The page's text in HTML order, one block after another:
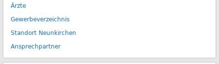
Ärzte
Gewerbeverzeichnis
Standort Neunkirchen
Ansprechpartner